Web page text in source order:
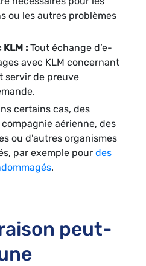
ou les autres problèmes
: Tout échange d’e-
avec KLM concernant
servir de preuve
certains cas, des
aérienne, des
ou d'autres organismes
par exemple pour des
.
peut-